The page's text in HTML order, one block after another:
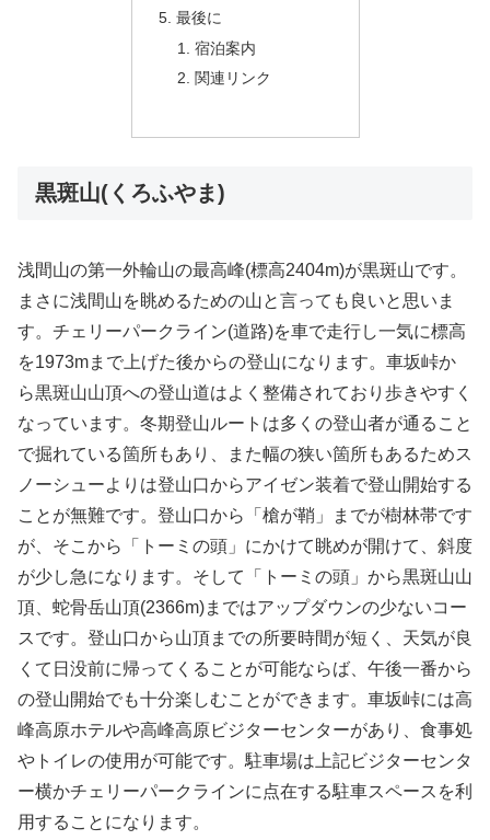
最後に
宿泊案内
関連リンク
黒斑山(くろふやま)
浅間山の第一外輪山の最高峰(標高2404m)が黒斑山です。
まさに浅間山を眺めるための山と言っても良いと思いま
す。チェリーパークライン(道路)を車で走行し一気に標高
を1973mまで上げた後からの登山になります。車坂峠か
ら黒斑山山頂への登山道はよく整備されており歩きやすく
なっています。冬期登山ルートは多くの登山者が通ること
で掘れている箇所もあり、また幅の狭い箇所もあるためス
ノーシューよりは登山口からアイゼン装着で登山開始する
ことが無難です。登山口から「槍が鞘」までが樹林帯です
が、そこから「トーミの頭」にかけて眺めが開けて、斜度
が少し急になります。そして「トーミの頭」から黒斑山山
頂、蛇骨岳山頂(2366m)まではアップダウンの少ないコー
スです。登山口から山頂までの所要時間が短く、天気が良
くて日没前に帰ってくることが可能ならば、午後一番から
の登山開始でも十分楽しむことができます。車坂峠には高
峰高原ホテルや高峰高原ビジターセンターがあり、食事処
やトイレの使用が可能です。駐車場は上記ビジターセンタ
ー横かチェリーパークラインに点在する駐車スペースを利
用することになります。